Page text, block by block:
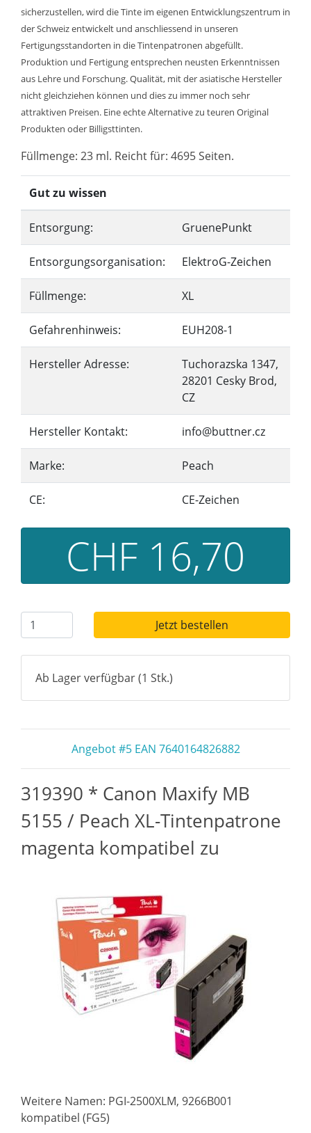
sicherzustellen, wird die Tinte im eigenen Entwicklungszentrum in
der Schweiz entwickelt und anschliessend in unseren
Fertigungsstandorten in die Tintenpatronen abgefüllt.
Produktion und Fertigung entsprechen neusten Erkenntnissen
aus Lehre und Forschung. Qualität, mit der asiatische Hersteller
nicht gleichziehen können und dies zu immer noch sehr
attraktiven Preisen. Eine echte Alternative zu teuren Original
Produkten oder Billigsttinten.
Füllmenge: 23 ml. Reicht für: 4695 Seiten.
Gut zu wissen
Entsorgung: GruenePunkt
Entsorgungsorganisation: ElektroG-Zeichen
Füllmenge: XL
Gefahrenhinweis: EUH208-1
Hersteller Adresse:
Tuchorazska 1347,
28201 Cesky Brod,
CZ
Hersteller Kontakt: info@buttner.cz
Marke: Peach
CE: CE-Zeichen
CHF 16,70
Jetzt bestellen
Ab Lager verfügbar (1 Stk.)
Angebot #5 EAN 7640164826882
319390 * Canon Maxify MB
5155 / Peach XL-Tintenpatrone
magenta kompatibel zu
Weitere Namen: PGI-2500XLM, 9266B001
kompatibel (FG5)